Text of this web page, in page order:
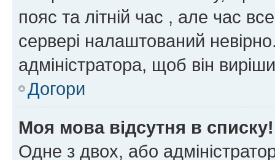
пояс та літній час , але час
сервері налаштований
адміністратора, щоб він
Догори
Моя мова відсутня в списку!
Одне з двох, або